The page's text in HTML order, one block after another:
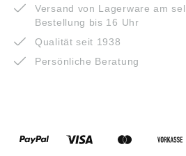
Versand von Lagerware am
Bestellung bis 16 Uhr
Qualität seit 1938
Persönliche Beratung